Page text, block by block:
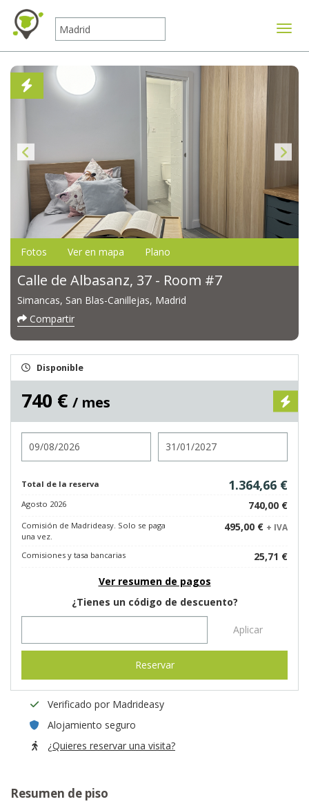
Fotos Ver en mapa Plano
Calle de Albasanz, 37 - Room #7
Simancas, San Blas-Canillejas, Madrid
Compartir
Disponible
740 € / mes
Total de la reserva 1.364,66 €
Agosto 2026 740,00 €
Comisión de Madrideasy. Solo se paga
una vez.
495,00 € + IVA
Comisiones y tasa bancarias
25,71 €
Ver resumen de pagos
¿Tienes un código de descuento?
Aplicar
Reservar
Verificado por Madrideasy
Alojamiento seguro
¿Quieres reservar una visita?
Resumen de piso